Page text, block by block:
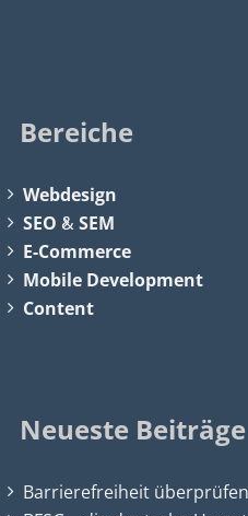
Bereiche
Webdesign
SEO &SEM
E-Commerce
Mobile Development
Content
Neueste Beiträge
Barrierefreiheit